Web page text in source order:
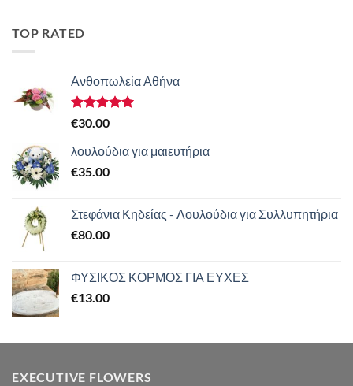
TOP RATED
Ανθοπωλεία Αθήνα
Βαθμολογήθηκε
από 5
€30.00
λουλούδια για μαιευτήρια
€35.00
Στεφάνια Κηδείας - Λουλούδια για Συλλυπητήρια
€80.00
ΦΥΣΙΚΟΣ ΚΟΡΜΟΣ ΓΙΑ ΕΥΧΕΣ
€13.00
EXECUTIVE FLOWERS